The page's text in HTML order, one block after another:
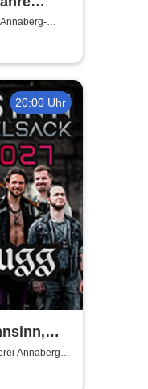
28
20:00 Uhr
2027
Annaberg-